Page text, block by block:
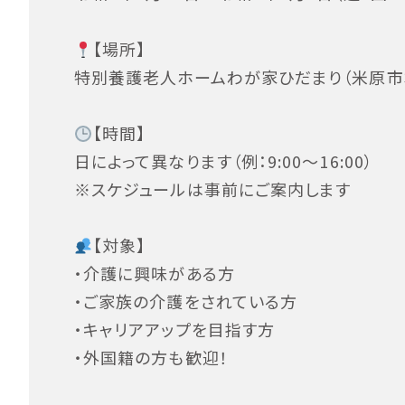
【場所】
特別養護老人ホームわが家ひだまり（米原市
【時間】
日によって異なります（例：9:00〜16:00）
※スケジュールは事前にご案内します
【対象】
・介護に興味がある方
・ご家族の介護をされている方
・キャリアアップを目指す方
・外国籍の方も歓迎！